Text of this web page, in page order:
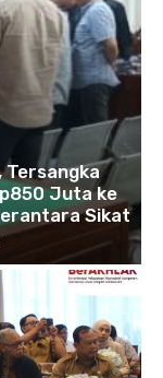
Tersangka
Juta ke
Sikat